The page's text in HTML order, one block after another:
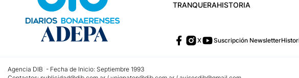
TRANQUERAHISTORIA
X Suscripción Newsletter
Agencia DIB - Fecha de Inicio: Septiembre 1993